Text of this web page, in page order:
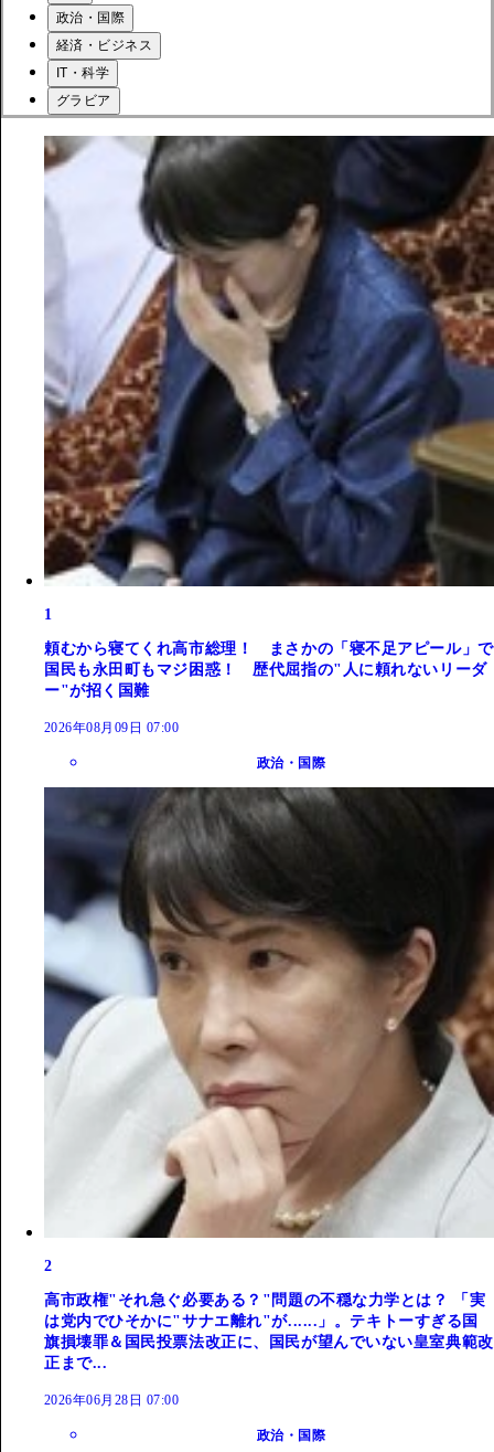
政治・国際
経済・ビジネス
IT・科学
グラビア
1
頼むから寝てくれ高市総理！ まさかの「寝不足アピール」で
国民も永田町もマジ困惑！ 歴代屈指の"人に頼れないリーダ
ー"が招く国難
2026年08月09日 07:00
政治・国際
2
高市政権"それ急ぐ必要ある？"問題の不穏な力学とは？ 「実
は党内でひそかに"サナエ離れ"が......」。テキトーすぎる国
旗損壊罪＆国民投票法改正に、国民が望んでいない皇室典範改
正まで...
2026年06月28日 07:00
政治・国際